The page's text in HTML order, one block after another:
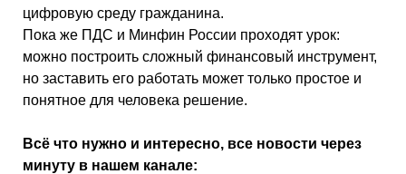
цифровую среду гражданина.
Пока же ПДС и Минфин России проходят урок:
можно построить сложный финансовый инструмент,
но заставить его работать может только простое и
понятное для человека решение.
Всё что нужно и интересно, все новости через
минуту в нашем канале: